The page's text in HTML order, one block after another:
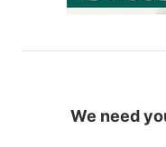
We need